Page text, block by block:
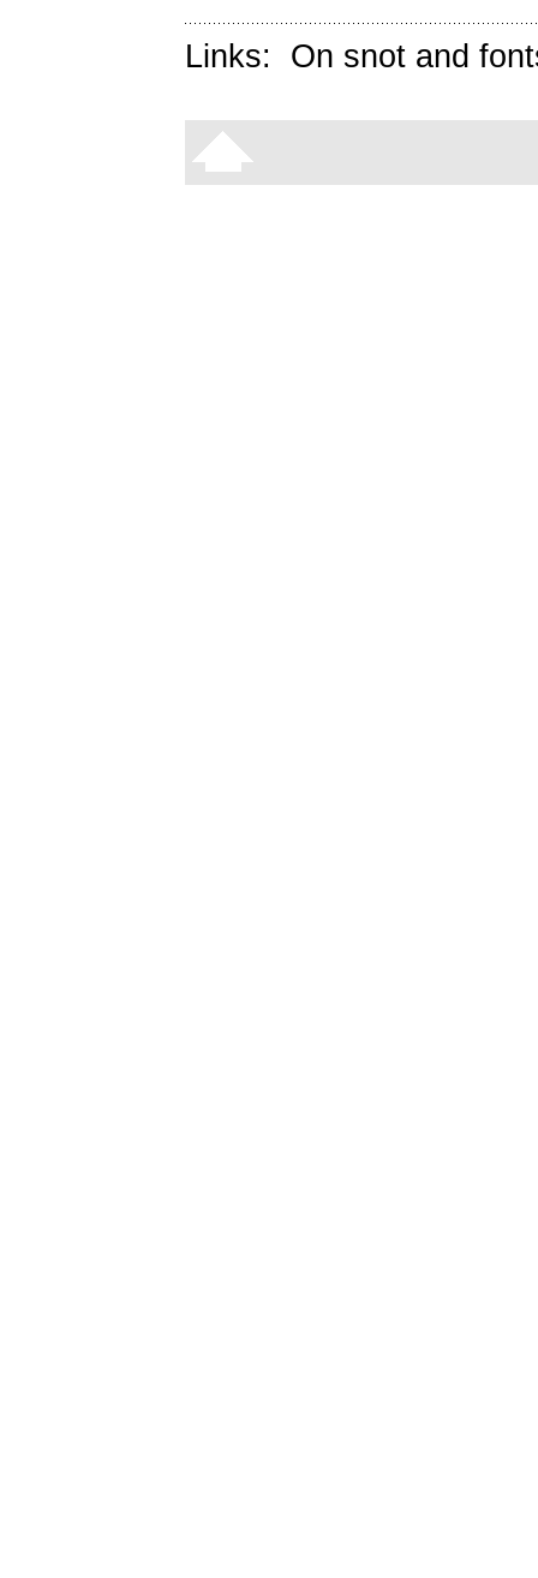
Links: On snot and